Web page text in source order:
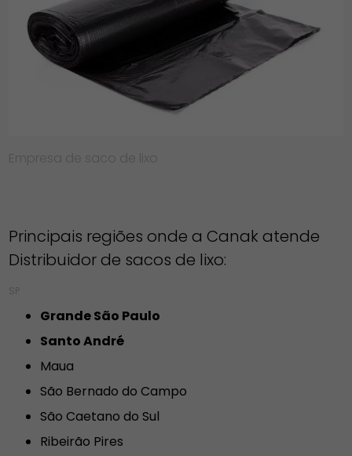
Empresa de saco de lixo
Principais regiões onde a Canak atende
Distribuidor de sacos de lixo:
SP
Grande São Paulo
Santo André
Maua
São Bernado do Campo
São Caetano do Sul
Ribeirão Pires